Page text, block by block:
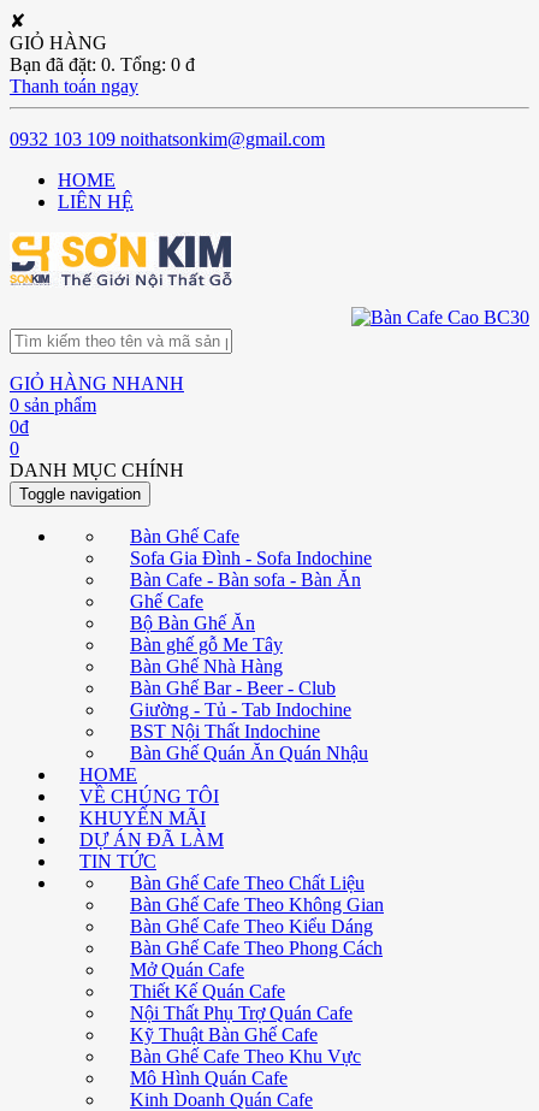
✘
GIỎ HÀNG
Bạn đã đặt: 0. Tổng: 0 đ
Thanh toán ngay
0932 103 109 noithatsonkim@gmail.com
HOME
LIÊN HỆ
GIỎ HÀNG NHANH
0 sản phẩm
0đ
0
DANH MỤC CHÍNH
Toggle navigation
Bàn Ghế Cafe
Sofa Gia Đình - Sofa Indochine
Bàn Cafe - Bàn sofa - Bàn Ăn
Ghế Cafe
Bộ Bàn Ghế Ăn
Bàn ghế gỗ Me Tây
Bàn Ghế Nhà Hàng
Bàn Ghế Bar - Beer - Club
Giường - Tủ - Tab Indochine
BST Nội Thất Indochine
Bàn Ghế Quán Ăn Quán Nhậu
HOME
VỀ CHÚNG TÔI
KHUYẾN MÃI
DỰ ÁN ĐÃ LÀM
TIN TỨC
Bàn Ghế Cafe Theo Chất Liệu
Bàn Ghế Cafe Theo Không Gian
Bàn Ghế Cafe Theo Kiểu Dáng
Bàn Ghế Cafe Theo Phong Cách
Mở Quán Cafe
Thiết Kế Quán Cafe
Nội Thất Phụ Trợ Quán Cafe
Kỹ Thuật Bàn Ghế Cafe
Bàn Ghế Cafe Theo Khu Vực
Mô Hình Quán Cafe
Kinh Doanh Quán Cafe